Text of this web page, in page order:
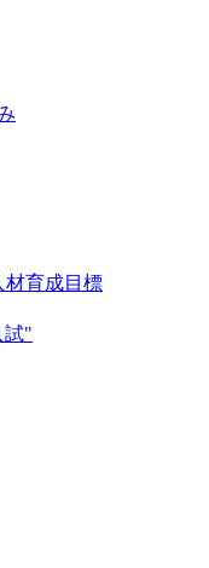
材育成目標
試"